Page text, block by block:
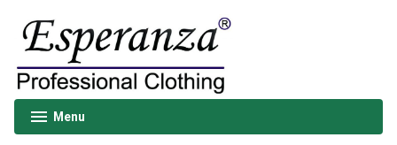
content
Esperanza
Menu
expanded
collapsed